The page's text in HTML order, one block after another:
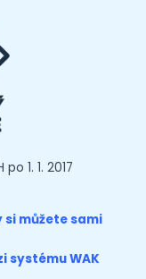
1. 1. 2017
můžete sami
systému WAK